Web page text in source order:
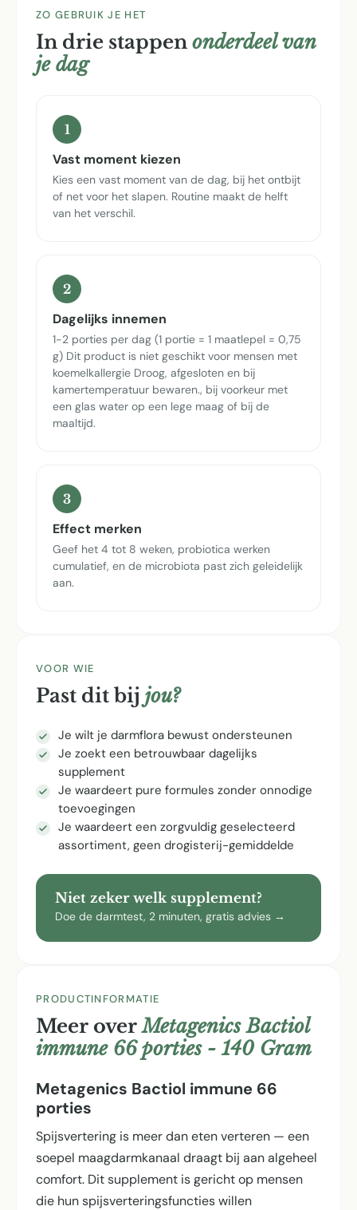
ZO GEBRUIK JE HET
In drie stappen onderdeel van
je dag
1
Vast moment kiezen
Kies een vast moment van de dag, bij het ontbijt
of net voor het slapen. Routine maakt de helft
van het verschil.
2
Dagelijks innemen
1-2 porties per dag (1 portie = 1 maatlepel = 0,75
g) Dit product is niet geschikt voor mensen met
koemelkallergie Droog, afgesloten en bij
kamertemperatuur bewaren., bij voorkeur met
een glas water op een lege maag of bij de
maaltijd.
3
Effect merken
Geef het 4 tot 8 weken, probiotica werken
cumulatief, en de microbiota past zich geleidelijk
aan.
VOOR WIE
Past dit bij jou?
Je wilt je darmflora bewust ondersteunen
Je zoekt een betrouwbaar dagelijks
supplement
Je waardeert pure formules zonder onnodige
toevoegingen
Je waardeert een zorgvuldig geselecteerd
assortiment, geen drogisterij-gemiddelde
Niet zeker welk supplement?
Doe de darmtest, 2 minuten, gratis advies →
PRODUCTINFORMATIE
Meer overMetagenics Bactiol
immune 66 porties - 140 Gram
Metagenics Bactiol immune 66
porties
Spijsvertering is meer dan eten verteren — een
soepel maagdarmkanaal draagt bij aan algeheel
comfort. Dit supplement is gericht op mensen
die hun spijsverterings­functies willen